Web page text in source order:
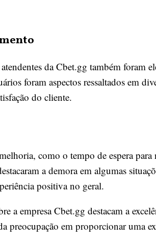
da Cbet.gg também foram
foram aspectos ressaltados em
do cliente.
como o tempo de espera
a demora em algumas
positiva no geral.
a empresa Cbet.gg destacam a
preocupação em proporcionar uma